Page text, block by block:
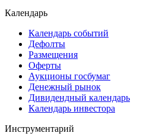
Дивидендный календарь
Календарь
Календарь событий
Дефолты
Размещения
Оферты
Денежный рынок